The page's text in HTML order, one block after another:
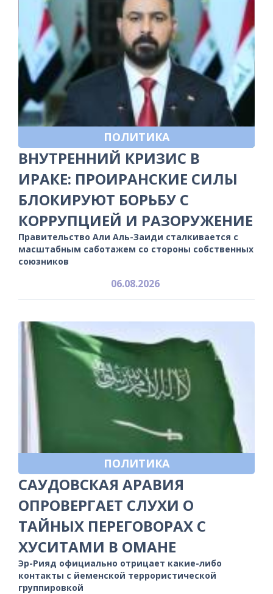
ПОЛИТИКА
ВНУТРЕННИЙ КРИЗИС В
ИРАКЕ: ПРОИРАНСКИЕ СИЛЫ
БЛОКИРУЮТ БОРЬБУ С
КОРРУПЦИЕЙ И РАЗОРУЖЕНИЕ
Правительство Али Аль-Заиди сталкивается с
масштабным саботажем со стороны собственных
союзников
06.08.2026
ПОЛИТИКА
САУДОВСКАЯ АРАВИЯ
ОПРОВЕРГАЕТ СЛУХИ О
ТАЙНЫХ ПЕРЕГОВОРАХ С
ХУСИТАМИ В ОМАНЕ
Эр-Рияд официально отрицает какие-либо
контакты с йеменской террористической
группировкой